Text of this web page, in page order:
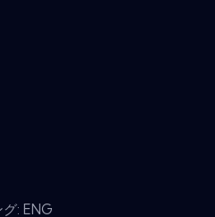
グ: ENG